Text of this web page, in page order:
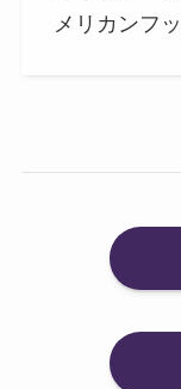
メリカンフ